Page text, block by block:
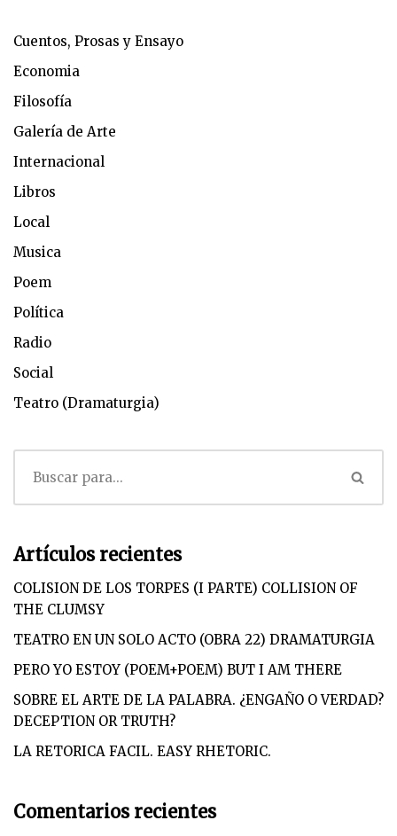
Cuentos, Prosas y Ensayo
Economia
Filosofía
Galería de Arte
Internacional
Libros
Local
Musica
Poem
Política
Radio
Social
Teatro (Dramaturgia)
Artículos recientes
COLISION DE LOS TORPES (I PARTE) COLLISION OF
THE CLUMSY
TEATRO EN UN SOLO ACTO (OBRA 22) DRAMATURGIA
PERO YO ESTOY (POEM+POEM) BUT I AM THERE
SOBRE EL ARTE DE LA PALABRA. ¿ENGAÑO O VERDAD?
DECEPTION OR TRUTH?
LA RETORICA FACIL. EASY RHETORIC.
Comentarios recientes